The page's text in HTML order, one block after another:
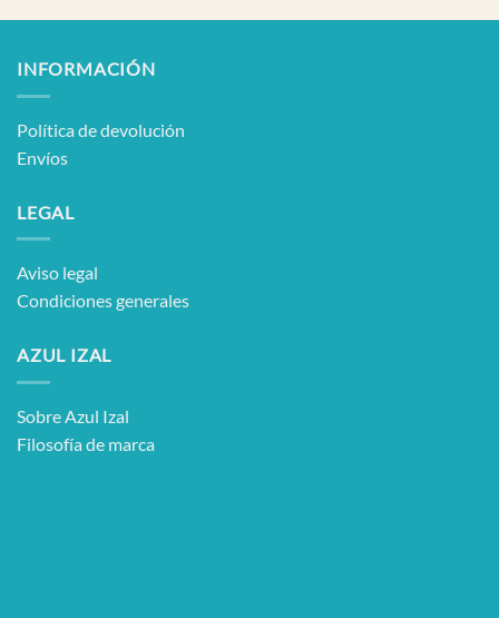
INFORMACIÓN
Política de devolución
Envíos
LEGAL
Aviso legal
Condiciones generales
AZUL IZAL
Sobre Azul Izal
Filosofía de marca